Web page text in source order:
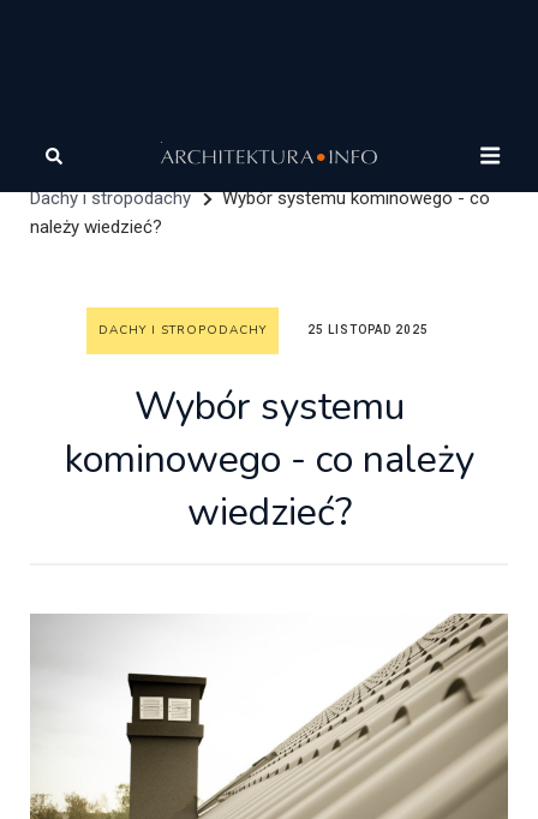
Architektura zrównoważona
produktów dla architekta
Materiały zrównoważone
Dachy i stropodachy
Wybór systemu kominowego - co
należy wiedzieć?
DACHY I STROPODACHY 25 LISTOPAD 2025
Wybór systemu
kominowego - co należy
wiedzieć?